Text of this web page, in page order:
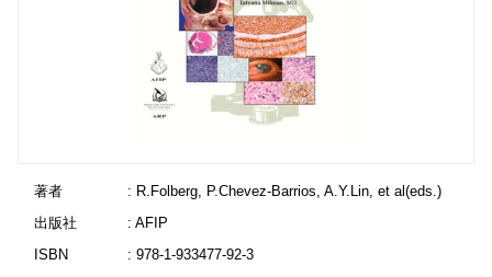
著者
: R.Folberg, P.Chevez-Barrios, A.Y.Lin, et al(eds.)
出版社
: AFIP
ISBN
: 978-1-933477-92-3